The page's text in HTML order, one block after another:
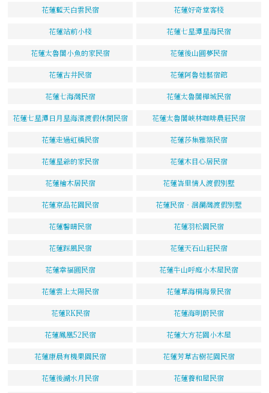
花蓮藍天白雲民宿 花蓮好奇堂客棧
花蓮站前小棧 花蓮七星潭星海民宿
花蓮太魯閣小魚的家民宿 花蓮後山圓夢民宿
花蓮古井民宿 花蓮阿魯娃藝宿館
花蓮七海灣民宿 花蓮太魯閣樺城民宿
花蓮七星潭日月星海濱渡假休閒民宿 花蓮太魯閣峽林咖啡農莊民宿
花蓮走過虹橋民宿 花蓮莎集雅築民宿
花蓮星爺的家民宿 花蓮木目心居民宿
花蓮檜木居民宿 花蓮峇里情人渡假別墅
花蓮京品花園民宿 花蓮民宿‧洄瀾灣渡假別墅
花蓮馨晴民宿 花蓮羽松園民宿
花蓮踩風民宿 花蓮天石山莊民宿
花蓮幸福圓民宿 花蓮牛山呼庭小木屋民宿
花蓮雲上太陽民宿 花蓮草海桐海景民宿
花蓮RK民宿 花蓮海明蔚民宿
花蓮鳳凰52民宿 花蓮大方花園小木屋
花蓮康晨有機果園民宿 花蓮芳草古樹花園民宿
花蓮後湖水月民宿 花蓮養和屋民宿